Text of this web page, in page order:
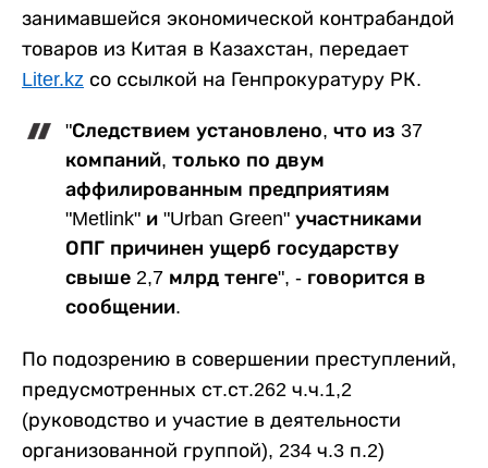
занимавшейся экономической контрабандой
товаров из Китая в Казахстан, передает
Liter.kz со ссылкой на Генпрокуратуру РК.
"Следствием установлено, что из 37
компаний, только по двум
аффилированным предприятиям
"Metlink" и "Urban Green" участниками
ОПГ причинен ущерб государству
свыше 2,7 млрд тенге", - говорится в
сообщении.
По подозрению в совершении преступлений,
предусмотренных ст.ст.262 ч.ч.1,2
(руководство и участие в деятельности
организованной группой), 234 ч.3 п.2)